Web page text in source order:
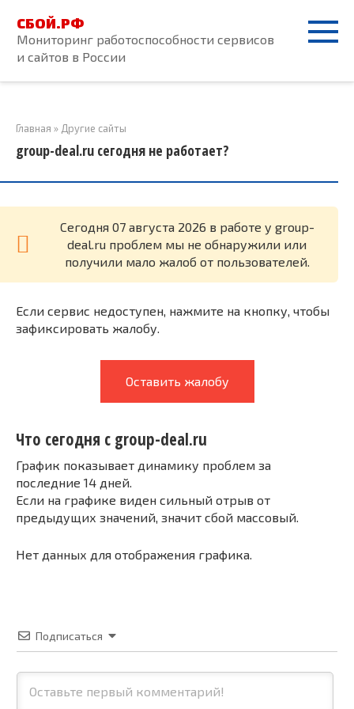
контенту
СБОЙ.РФ
Мониторинг работоспособности сервисов
и сайтов в России
Главная » Другие сайты
group-deal.ru сегодня не работает?
Cегодня 07 августа 2026 в работе у group-
deal.ru проблем мы не обнаружили или
получили мало жалоб от пользователей.
Если сервис недоступен, нажмите на кнопку, чтобы
зафиксировать жалобу.
Оставить жалобу
Что сегодня с group-deal.ru
График показывает динамику проблем за
последние 14 дней.
Если на графике виден сильный отрыв от
предыдущих значений, значит сбой массовый.
Нет данных для отображения графика.
Подписаться